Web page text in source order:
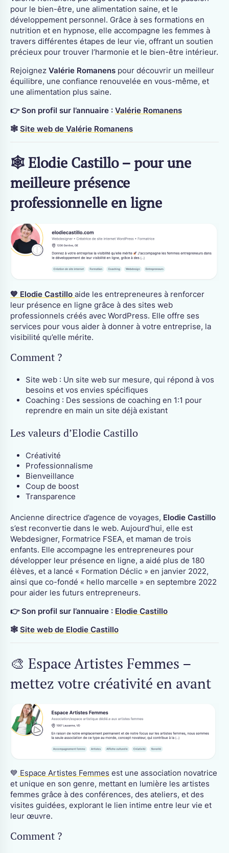
pour le bien-être, une alimentation saine, et le
développement personnel. Grâce à ses formations en
nutrition et en hypnose, elle accompagne les femmes à
travers différentes étapes de leur vie, offrant un soutien
précieux pour trouver l’harmonie et le bien-être intérieur.
Rejoignez Valérie Romanens pour découvrir un meilleur
équilibre, une confiance renouvelée en vous-même, et
une alimentation plus saine.
👉 Son profil sur l’annuaire : Valérie Romanens
🕸 Site web de Valérie Romanens
🕸 Elodie Castillo – pour une
meilleure présence
professionnelle en ligne
💙 Elodie Castillo aide les entrepreneures à renforcer
leur présence en ligne grâce à des sites web
professionnels créés avec WordPress. Elle offre ses
services pour vous aider à donner à votre entreprise, la
visibilité qu’elle mérite.
Comment ?
Site web : Un site web sur mesure, qui répond à vos
besoins et vos envies spécifiques
Coaching : Des sessions de coaching en 1:1 pour
reprendre en main un site déjà existant
Les valeurs d’Elodie Castillo
Créativité
Professionnalisme
Bienveillance
Coup de boost
Transparence
Ancienne directrice d’agence de voyages, Elodie Castillo
s’est reconvertie dans le web. Aujourd’hui, elle est
Webdesigner, Formatrice FSEA, et maman de trois
enfants. Elle accompagne les entrepreneures pour
développer leur présence en ligne, a aidé plus de 180
élèves, et a lancé « Formation Déclic » en janvier 2022,
ainsi que co-fondé « hello marcelle » en septembre 2022
pour aider les futurs entrepreneurs.
👉 Son profil sur l’annuaire : Elodie Castillo
🕸 Site web de Elodie Castillo
🎨 Espace Artistes Femmes –
mettez votre créativité en avant
💙 Espace Artistes Femmes est une association novatrice
et unique en son genre, mettant en lumière les artistes
femmes grâce à des conférences, des ateliers, et des
visites guidées, explorant le lien intime entre leur vie et
leur œuvre.
Comment ?